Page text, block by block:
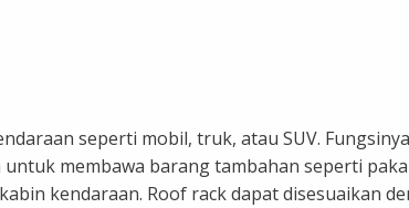
seperti mobil, truk, atau SUV.
membawa barang tambahan seperti
kendaraan. Roof rack dapat disesuaikan